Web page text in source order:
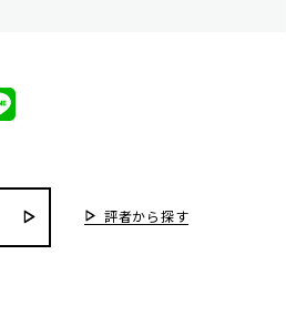
評者から探す